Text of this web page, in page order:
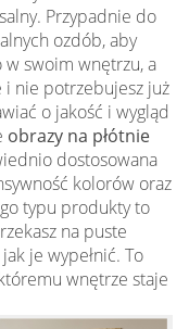
Przypadnie do
ozdób, aby
w swoim wnętrzu, a
i nie potrzebujesz już
o jakość i wygląd
obrazy na płótnie
dostosowana
kolorów oraz
typu produkty to
na puste
je wypełnić. To
wnętrze staje